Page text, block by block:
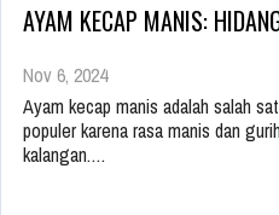
AYAM KECAP MANIS:
Nov 6, 2024
Ayam kecap manis adalah salah
populer karena rasa manis dan
kalangan.…